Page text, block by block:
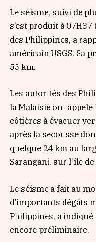
Le séisme, suivi de
s’est produit à
des Philippines, a
américain USGS. Sa
55 km.
Les autorités des
la Malaisie ont
côtières à évacuer
après la secousse
quelque 24 km au
Sarangani, sur l’île
Le séisme a fait au
d’importants dégâts
Philippines, a
encore préliminaire.